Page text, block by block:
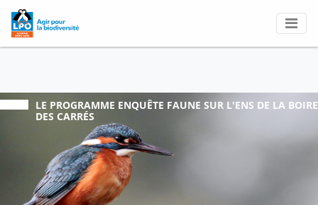
LE PROGRAMME ENQUÊTE FAUNE SUR L'ENS DE LA BOIRE
DES CARRÉS